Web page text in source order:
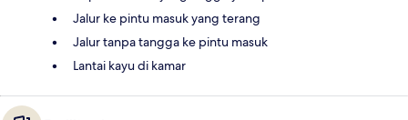
Jalur ke pintu masuk yang terang
Jalur tanpa tangga ke pintu masuk
Lantai kayu di kamar